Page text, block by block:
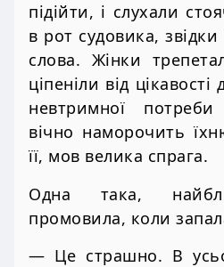
підійти, і слухали
в рот судовика, звідки
слова. Жінки
ціпеніли від цікавості
невтримної
вічно наморочить
її, мов велика спрага.
Одна така,
промовила, коли
— Це страшно. В